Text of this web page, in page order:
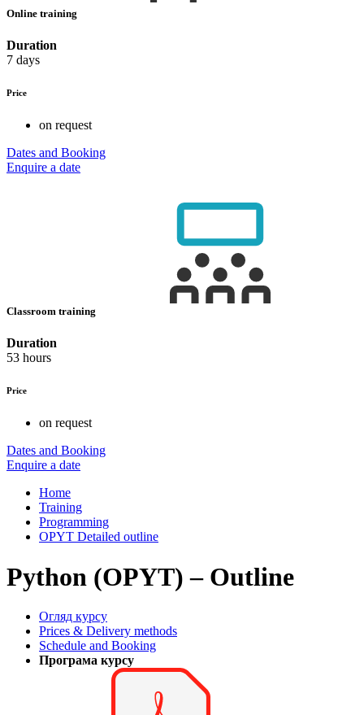
Online training
Duration
7 days
Price
on request
Dates and Booking
Enquire a date
Classroom training
Duration
53 hours
Price
on request
Dates and Booking
Enquire a date
Home
Training
Programming
OPYT Detailed outline
Python (OPYT) – Outline
Огляд курсу
Prices & Delivery methods
Schedule and Booking
Програма курсу